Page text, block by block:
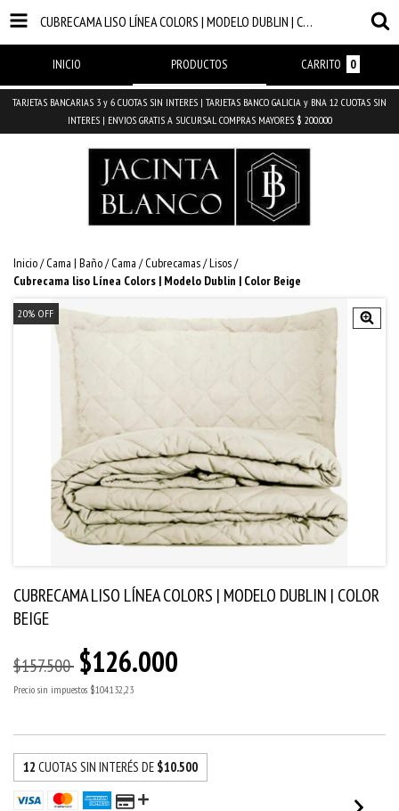
CUBRECAMA LISO LÍNEA COLORS | MODELO DUBLIN | COLOR BEIGE
INICIO PRODUCTOS CARRITO 0
TARJETAS BANCARIAS 3 y 6 CUOTAS SIN INTERES | TARJETAS BANCO GALICIA y BNA 12 CUOTAS SIN
INTERES | ENVIOS GRATIS A SUCURSAL COMPRAS MAYORES $ 200.000
Inicio/ Cama | Baño/ Cama / Cubrecamas/Lisos/
Cubrecama liso Línea Colors | Modelo Dublin | Color Beige
20% OFF
CUBRECAMA LISO LÍNEA COLORS | MODELO DUBLIN | COLOR
BEIGE
$157.500 $126.000
Precio sin impuestos $104.132,23
12 CUOTAS SIN INTERÉS DE $10.500